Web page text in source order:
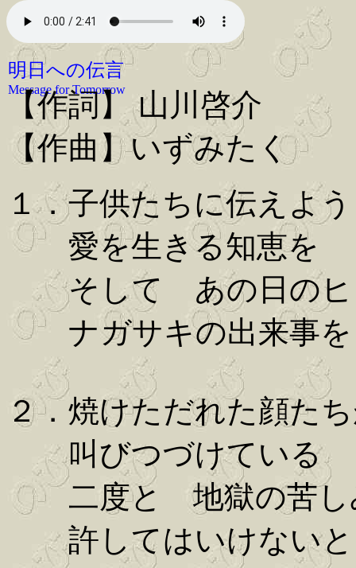
明日への伝言
Message for Tomorrow
【作詞】 山川啓介
【作曲】いずみたく
１．子供たちに伝えよう
愛を生きる知恵を
そして あの日のヒ
ナガサキの出来事を
２．焼けただれた顔た
叫びつづけている
二度と 地獄の苦し
許してはいけないと